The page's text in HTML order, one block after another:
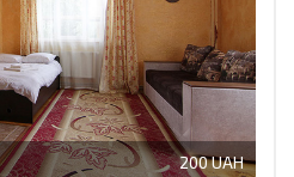
200 UAH